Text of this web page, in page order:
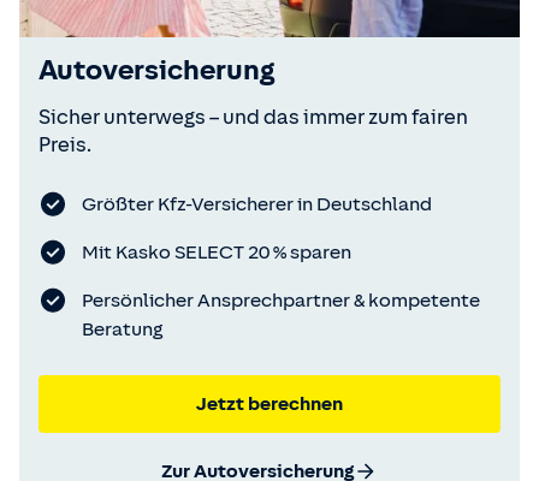
Autoversicherung
Sicher unterwegs – und das immer zum fairen
Preis.
Größter Kfz-Versicherer in Deutschland
Mit Kasko SELECT 20 % sparen
Persönlicher Ansprechpartner & kompetente
Beratung
Jetzt berechnen
Zur Autoversicherung